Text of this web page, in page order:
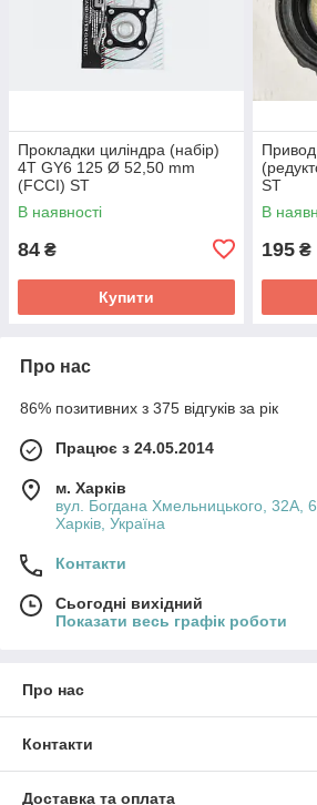
Прокладки циліндра (набір)
4T GY6 125 Ø 52,50 mm
(FCCI) ST
В наявності
84 ₴
Купити
Привод
ST
В
195 ₴
Про нас
86% позитивних з 375 відгуків за рік
Працює з 24.05.2014
м. Харків
вул. Богдана Хмельницького, 32А,
Харків, Україна
Контакти
Сьогодні вихідний
Показати весь графік роботи
Про нас
Контакти
Доставка та оплата